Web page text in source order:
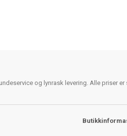
og lynrask levering. Alle